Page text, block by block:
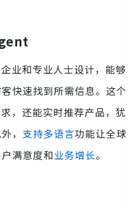
业和专业人士设计，能够
快速找到所需信息。这个
，还能实时推荐产品，犹
， 支持多语言功能让全球
满意度和业务增长。